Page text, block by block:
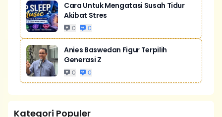
Cara Untuk Mengatasi Susah Tidur
Akibat Stres
0 0
Anies Baswedan Figur Terpilih
Generasi Z
0 0
Kategori Populer